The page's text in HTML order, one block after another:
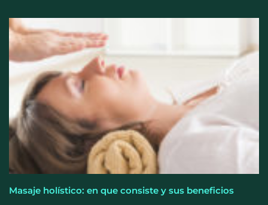
El entrenamiento femenino cambia de objetivo: la
fuerza y la salud ganan terreno a la clásica
‘pérdida de peso’, según Distrito Estudio
Masaje holístico: en que consiste y sus beneficios